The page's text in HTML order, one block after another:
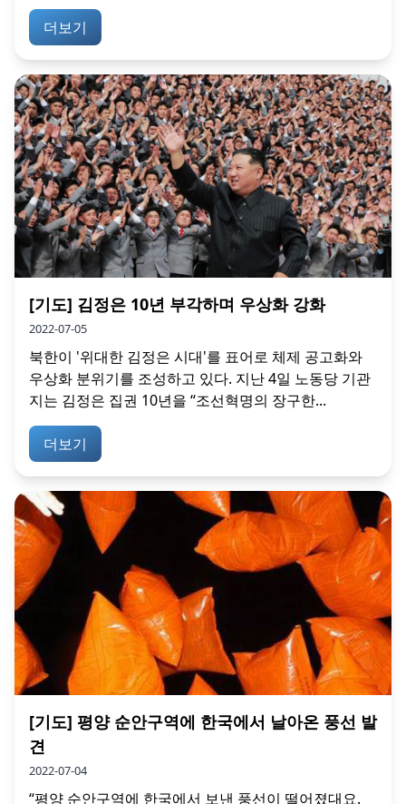
더보기
[기도] 김정은 10년 부각하며 우상화 강화
2022-07-05
북한이 '위대한 김정은 시대'를 표어로 체제 공고화와
우상화 분위기를 조성하고 있다. 지난 4일 노동당 기관
지는 김정은 집권 10년을 “조선혁명의 장구한...
더보기
[기도] 평양 순안구역에 한국에서 날아온 풍선 발
견
2022-07-04
“평양 순안구역에 한국에서 보낸 풍선이 떨어졌대요.